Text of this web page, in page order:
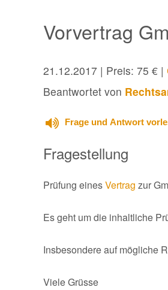
Vorvertrag
21.12.2017 | Preis: 75 € |
Beantwortet von
Frage und Antwort
Fragestellung
Prüfung einesVertrag zur
Es geht um die inhaltliche
Insbesondere auf mögliche
Viele Grüsse